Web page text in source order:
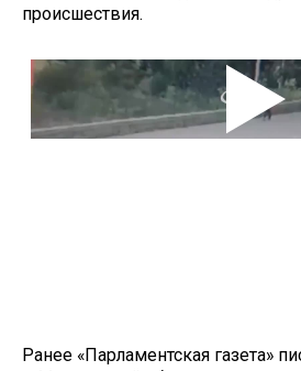
происшествия.
Ранее «Парламентская газета»